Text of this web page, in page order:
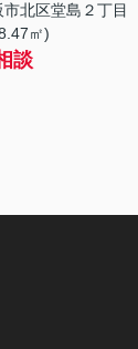
市北区堂島２丁目
㎡)
談